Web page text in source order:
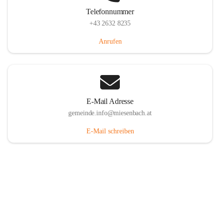
Telefonnummer
+43 2632 8235
Anrufen
E-Mail Adresse
gemeinde.info@miesenbach.at
E-Mail schreiben